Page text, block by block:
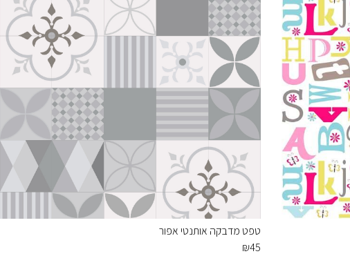
טפט מדבקה אותנטי אפור
₪45